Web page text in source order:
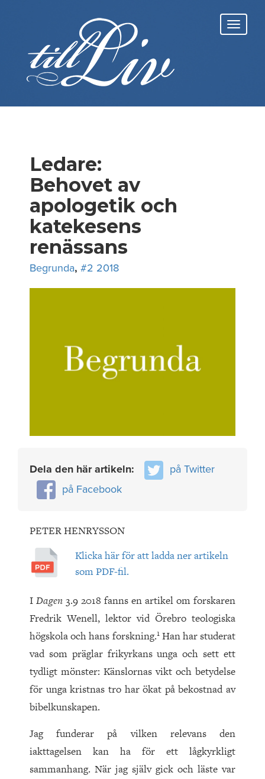
Ledare:
Behovet av
apologetik och
katekesens
renässans
Begrunda, #2 2018
Dela den här artikeln:
på Twitter
på Facebook
PETER HENRYSSON
Klicka här för att ladda ner artikeln
som PDF-fil.
I Dagen 3.9 2018 fanns en artikel om forskaren
Fredrik Wenell, lektor vid Örebro teologiska
högskola och hans forskning.1Han har studerat
vad som präglar frikyrkans unga och sett ett
tydligt mönster: Känslornas vikt och betydelse
för unga kristnas tro har ökat på bekostnad av
bibelkunskapen.
Jag funderar på vilken relevans den
iakttagelsen kan ha för ett lågkyrkligt
sammanhang. När jag själv gick och läste var